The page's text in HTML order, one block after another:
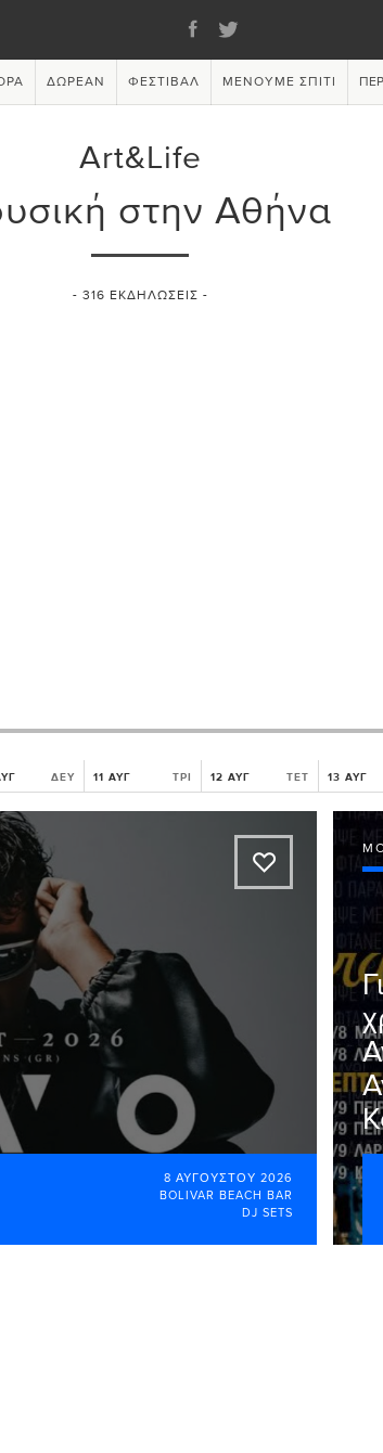
ΔΩΡΕΆΝ ΦΕΣΤΙΒΆΛ ΜΈΝΟΥΜΕ ΣΠΊΤΙ
Art&Life
στην Αθήνα
- 316 ΕΚΔΗΛΏΣΕΙΣ -
ΔΕΥ 11 ΑΥΓ ΤΡΙ 12 ΑΥΓ ΤΕΤ 13 ΑΥΓ
A
8 ΑΥΓΟΎΣΤΟΥ 2026
BOLIVAR BEACH BAR
DJ SETS